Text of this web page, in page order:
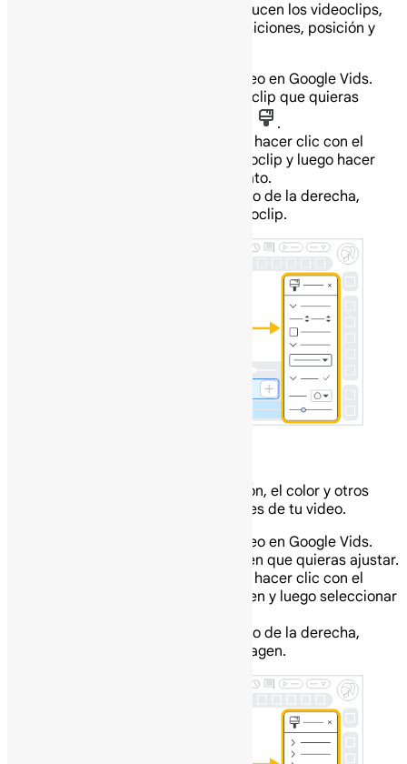
Puedes personalizar cómo se reproducen los videoclips,
incluyendo su tiempo, volumen, transiciones, posición y
En tu computadora abre un video en Google Vids.
En el lienzo, haz clic en el videoclip que quieras
.
Consejo: También puedes hacer clic con el
botón derecho en un videoclip y luego hacer
clic en Opciones de formato.
En el panel Opciones de formato de la derecha,
ajusta la configuración del videoclip.
Puedes cambiar el tamaño, la posición, el color y otros
elementos de formato de las imágenes de tu video.
En tu computadora abre un video en Google Vids.
En el lienzo, haz clic en la imagen que quieras ajustar.
Consejo: También puedes hacer clic con el
botón derecho en la imagen y luego seleccionar
En el panel Opciones de formato de la derecha,
ajusta la configuración de la imagen.